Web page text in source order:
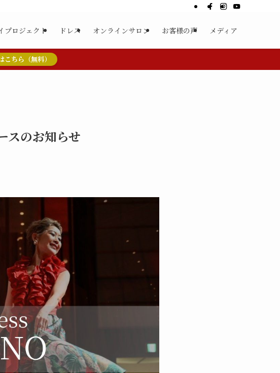
プロジェクト ドレス オンラインサロン お客様の声 メディア
こちら（無料）
のお知らせ